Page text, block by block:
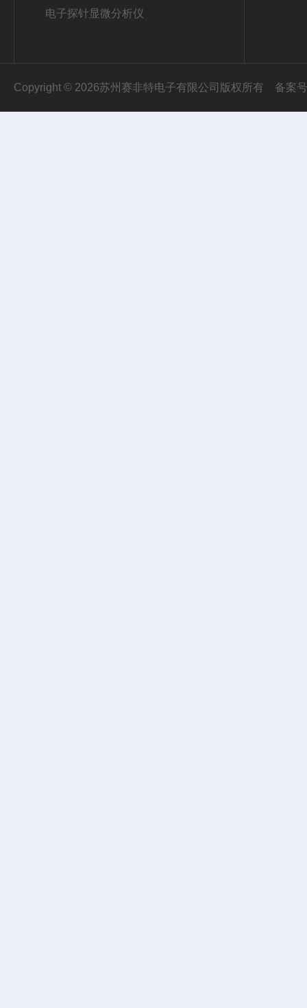
电子探针显微分析仪
Copyright © 2026苏州赛非特电子有限公司版权所有 备案